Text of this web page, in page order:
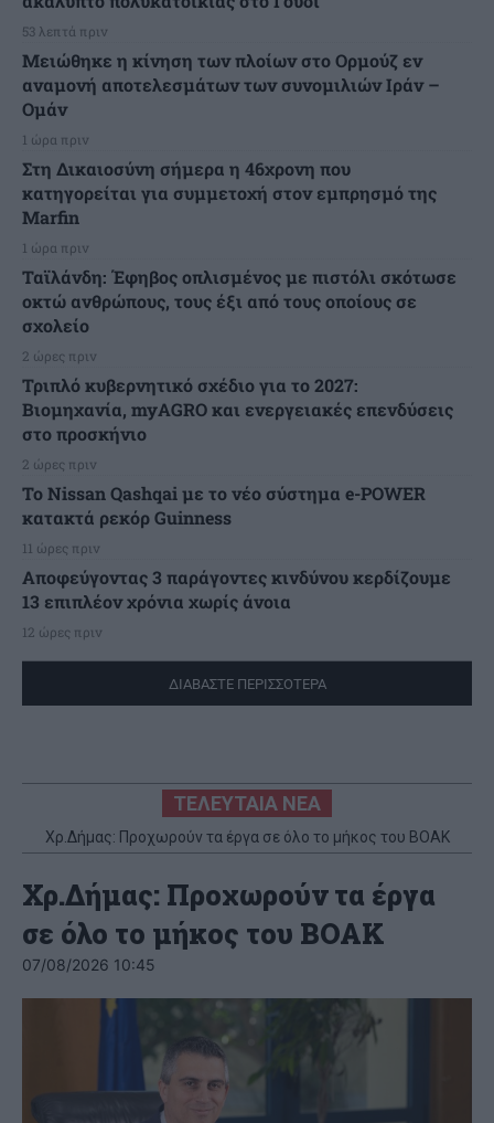
53 λεπτά πριν
Μειώθηκε η κίνηση των πλοίων στο Ορμούζ εν
αναμονή αποτελεσμάτων των συνομιλιών Ιράν –
Ομάν
1 ώρα πριν
Στη Δικαιοσύνη σήμερα η 46χρονη που
κατηγορείται για συμμετοχή στον εμπρησμό της
Marfin
1 ώρα πριν
Ταϊλάνδη: Έφηβος οπλισμένος με πιστόλι σκότωσε
οκτώ ανθρώπους, τους έξι από τους οποίους σε
σχολείο
2 ώρες πριν
Τριπλό κυβερνητικό σχέδιο για το 2027:
Βιομηχανία, myAGRO και ενεργειακές επενδύσεις
στο προσκήνιο
2 ώρες πριν
Το Nissan Qashqai με το νέο σύστημα e-POWER
κατακτά ρεκόρ Guinness
11 ώρες πριν
Αποφεύγοντας 3 παράγοντες κινδύνου κερδίζουμε
13 επιπλέον χρόνια χωρίς άνοια
12 ώρες πριν
ΔΙΑΒΑΣΤΕ ΠΕΡΙΣΣΟΤΕΡΑ